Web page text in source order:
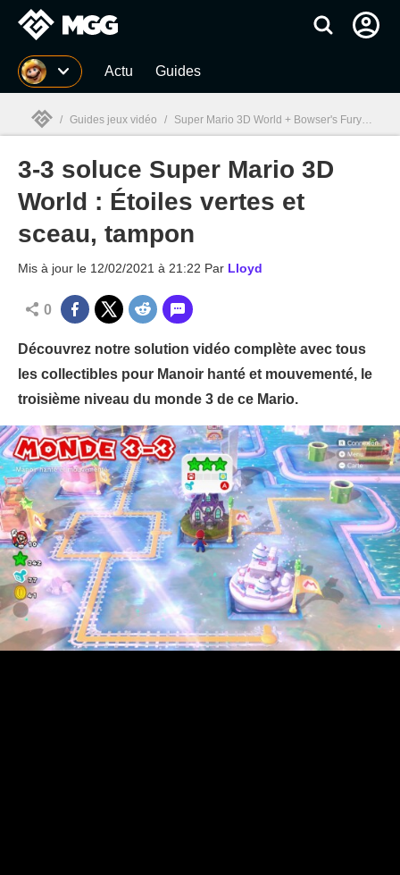
MGG Actu Guides
MGG
/ Guides jeux vidéo / Super Mario 3D World + Bowser's Fury /
3-3 soluce Super Mario 3D
World : Étoiles vertes et
sceau, tampon
Mis à jour le 12/02/2021 à 21:22 Par Lloyd
0
Découvrez notre solution vidéo complète avec tous
les collectibles pour Manoir hanté et mouvementé, le
troisième niveau du monde 3 de ce Mario.